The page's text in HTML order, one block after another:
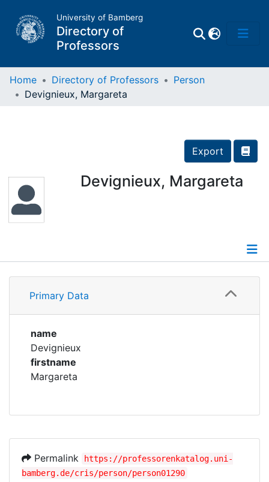
University of Bamberg
Directory of
Professors
Places
Corporations
registry
Home Directory of Professors
Person
Devignieux, Margareta
Export
Devignieux, Margareta
Profile
Primary Data
name
Devignieux
firstname
Margareta
Permalink
https://professorenkatalog.uni-
bamberg.de/cris/person/person01290